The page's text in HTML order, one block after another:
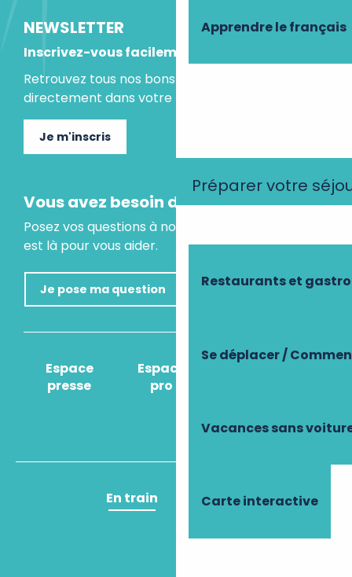
Apprendre le français
Préparer votre
Restaurants et
Se déplacer /
Vacances sans
Carte interactive
NEWSLETTER
Inscrivez-vous facilement
Retrouvez tous nos bons plans et idées séjours
directement dans votre boite mail.
Je m'inscris
Vous avez besoin d'un conseil ?
Posez vos questions à notre assistant virtuel, il
est là pour vous aider.
Je pose ma question
Espace
presse
Espace
pro
Comment venir
En train En avion